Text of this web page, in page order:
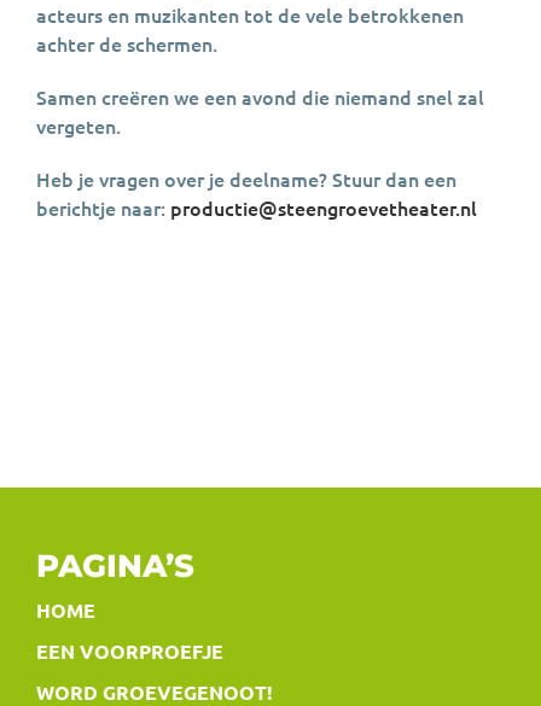
acteurs en muzikanten tot de vele betrokkenen
achter de schermen.
Samen creëren we een avond die niemand snel zal
vergeten.
Heb je vragen over je deelname? Stuur dan een
berichtje naar: productie@steengroevetheater.nl
PAGINA’S
HOME
EEN VOORPROEFJE
WORD GROEVEGENOOT!